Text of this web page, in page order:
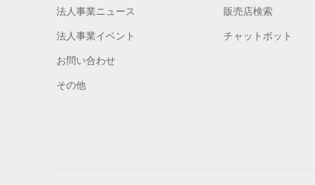
法人事業ニュース
法人事業イベント
お問い合わせ
その他
販売店検索
チャットボット